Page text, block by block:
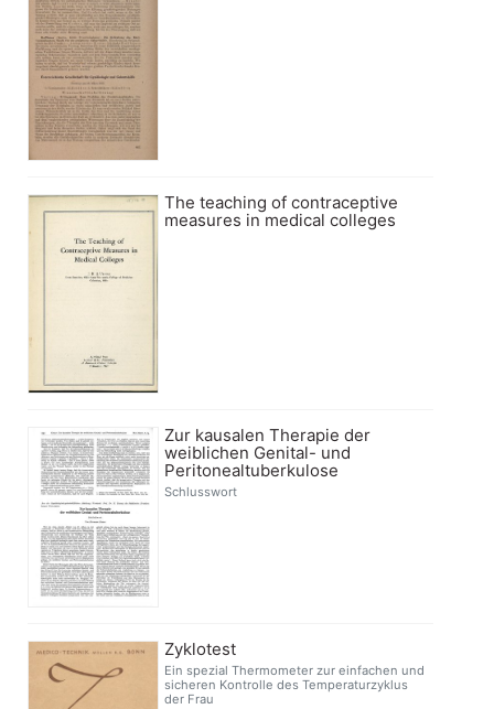
The teaching of contraceptive
measures in medical colleges
Zur kausalen Therapie der
weiblichen Genital- und
Peritonealtuberkulose
Schlusswort
Zyklotest
Ein spezial Thermometer zur einfachen und
sicheren Kontrolle des Temperaturzyklus
der Frau